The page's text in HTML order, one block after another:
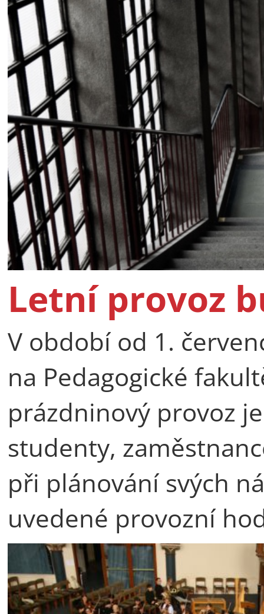
Letní provoz
V období od 1.
na Pedagogické
prázdninový provoz
studenty,
při plánování svých
uvedené provozní